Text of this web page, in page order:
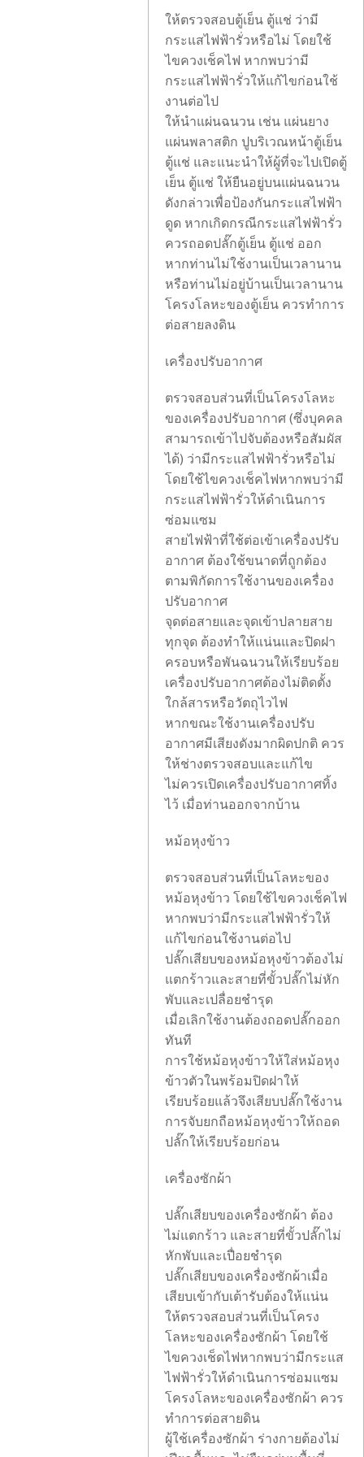
ให้ตรวจสอบตู้เย็น ตู้แช่ ว่ามี
กระแสไฟฟ้ารั่วหรือไม่ โดยใช้
ไขควงเช็คไฟ หากพบว่ามี
กระแสไฟฟ้ารั่วให้แก้ไขก่อนใช้
งานต่อไป
ให้นำแผ่นฉนวน เช่น แผ่นยาง
แผ่นพลาสติก ปูบริเวณหน้าตู้เย็น
ตู้แช่ และแนะนำให้ผู้ที่จะไปเปิดตู้
เย็น ตู้แช่ ให้ยืนอยู่บนแผ่นฉนวน
ดังกล่าวเพื่อป้องกันกระแสไฟฟ้า
ดูด หากเกิดกรณีกระแสไฟฟ้ารั่ว
ควรถอดปลั๊กตู้เย็น ตู้แช่ ออก
หากท่านไม่ใช้งานเป็นเวลานาน
หรือท่านไม่อยู่บ้านเป็นเวลานาน
โครงโลหะของตู้เย็น ควรทำการ
ต่อสายลงดิน
เครื่องปรับอากาศ
ตรวจสอบส่วนที่เป็นโครงโลหะ
ของเครื่องปรับอากาศ (ซึ่งบุคคล
สามารถเข้าไปจับต้องหรือสัมผัส
ได้) ว่ามีกระแสไฟฟ้ารั่วหรือไม่
โดยใช้ไขควงเช็คไฟหากพบว่ามี
กระแสไฟฟ้ารั่วให้ดำเนินการ
ซ่อมแซม
สายไฟฟ้าที่ใช้ต่อเข้าเครื่องปรับ
อากาศ ต้องใช้ขนาดที่ถูกต้อง
ตามพิกัดการใช้งานของเครื่อง
ปรับอากาศ
จุดต่อสายและจุดเข้าปลายสาย
ทุกจุด ต้องทำให้แน่นและปิดฝา
ครอบหรือพันฉนวนให้เรียบร้อย
เครื่องปรับอากาศต้องไม่ติดตั้ง
ใกล้สารหรือวัตถุไวไฟ
หากขณะใช้งานเครื่องปรับ
อากาศมีเสียงดังมากผิดปกติ ควร
ให้ช่างตรวจสอบและแก้ไข
ไม่ควรเปิดเครื่องปรับอากาศทิ้ง
ไว้ เมื่อท่านออกจากบ้าน
หม้อหุงข้าว
ตรวจสอบส่วนที่เป็นโลหะของ
หม้อหุงข้าว โดยใช้ไขควงเช็คไฟ
หากพบว่ามีกระแสไฟฟ้ารั่วให้
แก้ไขก่อนใช้งานต่อไป
ปลั๊กเสียบของหม้อหุงข้าวต้องไม่
แตกร้าวและสายที่ขั้วปลั๊กไม่หัก
พับและเปลื่อยชำรุด
เมื่อเลิกใช้งานต้องถอดปลั๊กออก
ทันที
การใช้หม้อหุงข้าวให้ใส่หม้อหุง
ข้าวตัวในพร้อมปิดฝาให้
เรียบร้อยแล้วจึงเสียบปลั๊กใช้งาน
การจับยกถือหม้อหุงข้าวให้ถอด
ปลั๊กให้เรียบร้อยก่อน
เครื่องซักผ้า
ปลั๊กเสียบของเครื่องซักผ้า ต้อง
ไม่แตกร้าว และสายที่ขั้วปลั๊กไม่
หักพับและเปื่อยชำรุด
ปลั๊กเสียบของเครื่องซักผ้าเมื่อ
เสียบเข้ากับเต้ารับต้องให้แน่น
ให้ตรวจสอบส่วนที่เป็นโครง
โลหะของเครื่องซักผ้า โดยใช้
ไขควงเช็ดไฟหากพบว่ามีกระแส
ไฟฟ้ารั่วให้ดำเนินการซ่อมแซม
โครงโลหะของเครื่องซักผ้า ควร
ทำการต่อสายดิน
ผู้ใช้เครื่องซักผ้า ร่างกายต้องไม่